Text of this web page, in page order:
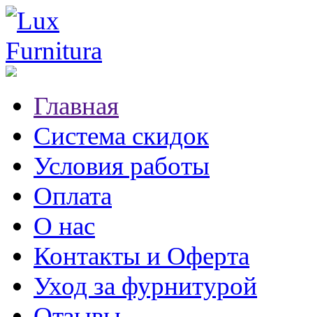
Главная
Система скидок
Условия работы
Оплата
О нас
Контакты и Оферта
Уход за фурнитурой